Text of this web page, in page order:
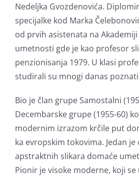
Nedeljka Gvozdenovića.
specijalke kod Marka
od prvih asistenata na
umetnosti gde je kao profesor
penzionisanja 1979. U klasi
studirali su mnogi danas
Bio je član grupe Samostalni
Decembarske grupe (1955-60)
modernim izrazom krčile put
ka evropskim tokovima. Jedan
apstraktnih slikara domaće
Pionir je visoke moderne, koji